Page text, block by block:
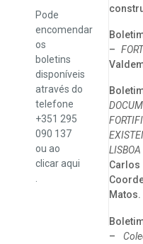
Pode
encomendar
os
boletins
disponíveis
através do
telefone
+351 295
090 137
ou ao
clicaraqui
–
–